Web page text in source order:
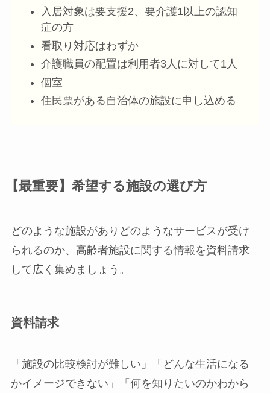
入居対象は要支援2、要介護1以上の認知
症の方
看取り対応はわずか
介護職員の配置は利用者3人に対して1人
個室
住民票がある自治体の施設に申し込める
【最重要】希望する施設の選び方
どのような施設がありどのようなサービスが受け
られるのか、高齢者施設に関する情報を資料請求
して広く集めましょう。
資料請求
「施設の比較検討が難しい」「どんな生活になる
かイメージできない」「何を知りたいのかわから